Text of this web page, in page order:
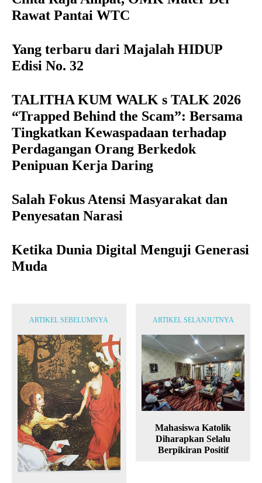
Rawat Pantai WTC
Yang terbaru dari Majalah HIDUP
Edisi No. 32
TALITHA KUM WALK s TALK 2026
“Trapped Behind the Scam”: Bersama
Tingkatkan Kewaspadaan terhadap
Perdagangan Orang Berkedok
Penipuan Kerja Daring
Salah Fokus Atensi Masyarakat dan
Penyesatan Narasi
Ketika Dunia Digital Menguji Generasi
Muda
ARTIKEL SEBELUMNYA ARTIKEL SELANJUTNYA
Mahasiswa Katolik
Diharapkan Selalu
Berpikiran Positif